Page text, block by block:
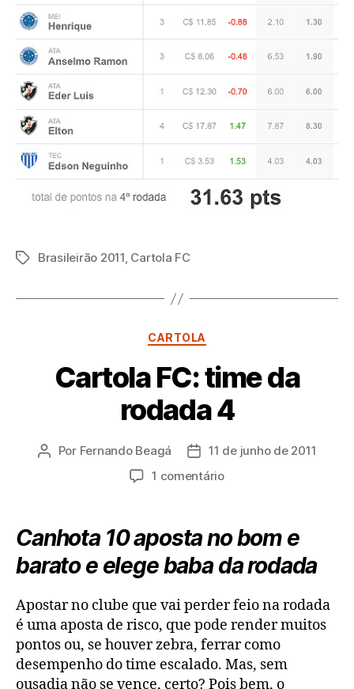
TagsBrasileirão 2011, Cartola FC
Categorias
CARTOLA
Cartola FC: time da
rodada 4
Autor
Por Fernando Beagá
Data
de
11 de junho de 2011
1 comentárioem
time
da
rodada
Canhota 10 aposta no bom e
barato e elege baba da rodada
Apostar no clube que vai perder feio na rodada
é uma aposta de risco, que pode render muitos
pontos ou, se houver zebra, ferrar como
desempenho do time escalado. Mas, sem
ousadia não se vence, certo? Pois bem, o